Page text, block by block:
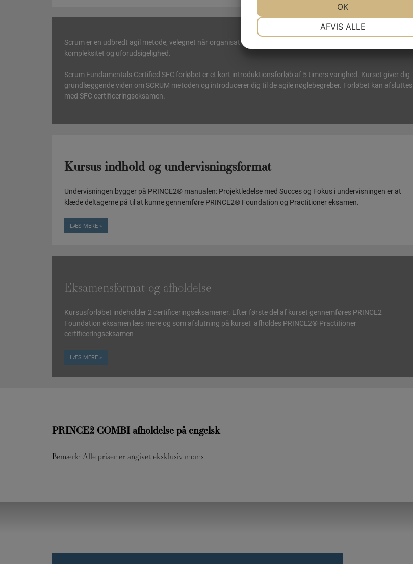
Scrum er en udbredt agil metode, velegnet når organisationen står over for projekter med høj grad af
kompleksitet og uforudsigelighed.
Scrum Fundamentals Certified SFC forløbet er et kort introduktionsforløb af 5 timers varighed. Kurset giver dig
grundlæggende viden om SCRUM metoden og introducerer dig til de agile nøglebegreber. Forløbet kan afsluttes
med SFC certificeringseksamen.
Kursus indhold og undervisningsformat
Undervisningen bygger på PRINCE2® manualen: Projektledelse med Succes og Fokus i undervisningen er at
klæde deltagerne på til at kunne gennemføre PRINCE2® Foundation og Practitioner eksamen.
LÆS MERE »
Eksamensformat og afholdelse
Kursusforløbet indeholder 2 certificeringseksamener. Efter første del af kurset gennemføres PRINCE2
Foundation eksamen læs mere og som afslutning på kurset afholdes PRINCE2® Practitioner
certificeringseksamen
LÆS MERE »
PRINCE2 COMBI afholdelse på engelsk
Bemærk: Alle priser er angivet eksklusiv moms
AFVIS ALLE
OK